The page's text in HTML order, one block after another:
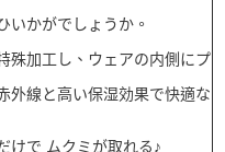
いかがでしょうか。
殊加工し、ウェアの内側にプ
外線と高い保湿効果で快適な
けで ムクミが取れる♪